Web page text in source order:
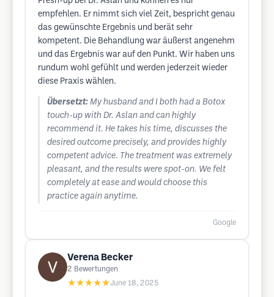
empfehlen. Er nimmt sich viel Zeit, bespricht genau
das gewünschte Ergebnis und berät sehr
kompetent. Die Behandlung war äußerst angenehm
und das Ergebnis war auf den Punkt. Wir haben uns
rundum wohl gefühlt und werden jederzeit wieder
diese Praxis wählen.
Übersetzt: My husband and I both had a Botox
touch-up with Dr. Aslan and can highly
recommend it. He takes his time, discusses the
desired outcome precisely, and provides highly
competent advice. The treatment was extremely
pleasant, and the results were spot-on. We felt
completely at ease and would choose this
practice again anytime.
Google
Verena Becker
2 Bewertungen
★★★★★June 18, 2025